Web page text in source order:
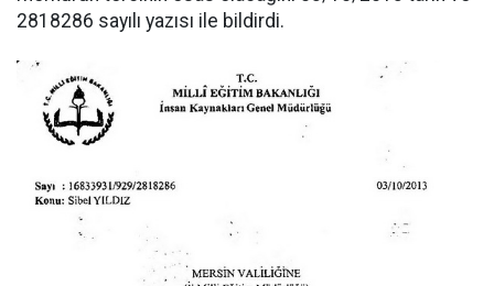
2818286 sayılı yazısı ile bildirdi.